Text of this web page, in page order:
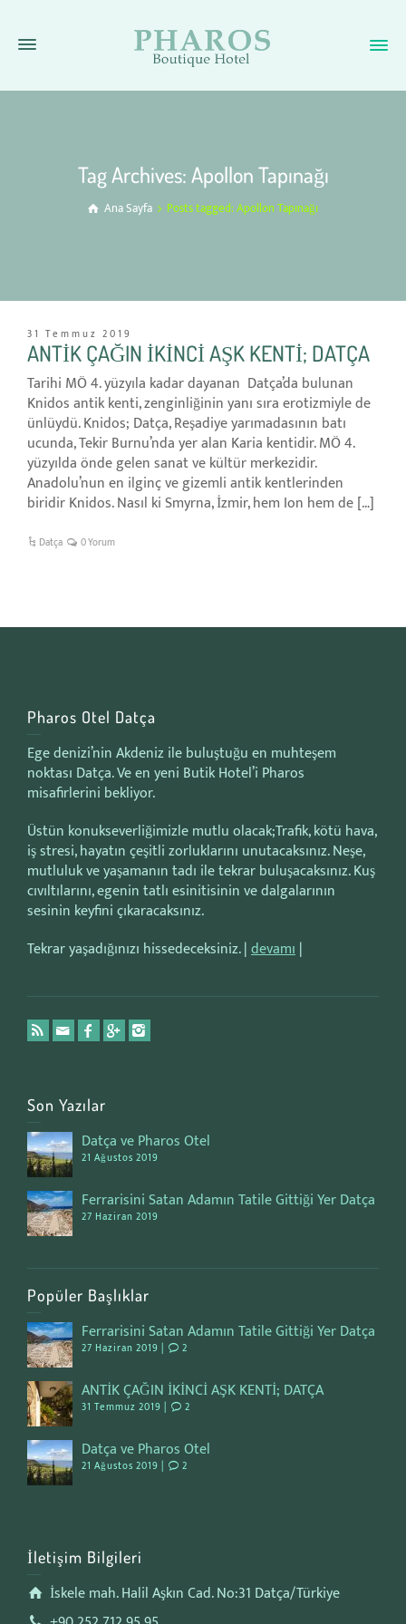
Tag Archives: Apollon Tapınağı
Ana Sayfa Posts tagged: Apollon Tapınağı
31 Temmuz 2019
ANTİK ÇAĞIN İKİNCİ AŞK KENTİ; DATÇA
Tarihi MÖ 4. yüzyıla kadar dayanan Datça’da bulunan
Knidos antik kenti, zenginliğinin yanı sıra erotizmiyle de
ünlüydü. Knidos; Datça, Reşadiye yarımadasının batı
ucunda, Tekir Burnu’nda yer alan Karia kentidir. MÖ 4.
yüzyılda önde gelen sanat ve kültür merkezidir.
Anadolu’nun en ilginç ve gizemli antik kentlerinden
biridir Knidos. Nasıl ki Smyrna, İzmir, hem Ion hem de […]
Datça 0 Yorum
Pharos Otel Datça
Ege denizi’nin Akdeniz ile buluştuğu en muhteşem
noktası Datça. Ve en yeni Butik Hotel’i Pharos
misafirlerini bekliyor.
Üstün konukseverliğimizle mutlu olacak;Trafik, kötü hava,
iş stresi, hayatın çeşitli zorluklarını unutacaksınız. Neşe,
mutluluk ve yaşamanın tadı ile tekrar buluşacaksınız. Kuş
cıvıltılarını, egenin tatlı esinitisinin ve dalgalarının
sesinin keyfini çıkaracaksınız.
Tekrar yaşadığınızı hissedeceksiniz. |devamı|
Son Yazılar
Datça ve Pharos Otel
21 Ağustos 2019
Ferrarisini Satan Adamın Tatile Gittiği Yer Datça
27 Haziran 2019
Popüler Başlıklar
Ferrarisini Satan Adamın Tatile Gittiği Yer Datça
27 Haziran 2019 | 2
ANTİK ÇAĞIN İKİNCİ AŞK KENTİ; DATÇA
31 Temmuz 2019 | 2
Datça ve Pharos Otel
21 Ağustos 2019 | 2
İletişim Bilgileri
İskele mah. Halil Aşkın Cad. No:31 Datça/Türkiye